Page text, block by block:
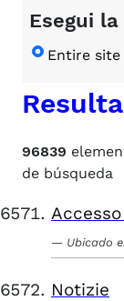
Esegui
Entire site
96839
de búsqueda
Ubicado
Notizie